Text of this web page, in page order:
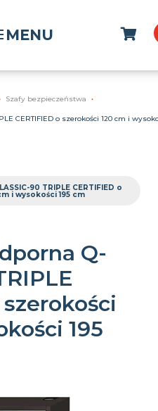
MENU
Szafy bezpieczeństwa
CERTIFIED o szerokości 120 cm i
90 TRIPLE CERTIFIED o
i wysokości 195 cm
Q-
szerokości
195